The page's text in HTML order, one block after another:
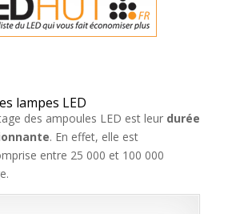
lampes LED
des ampoules LED est leur durée
. En effet, elle est
entre 25 000 et 100 000